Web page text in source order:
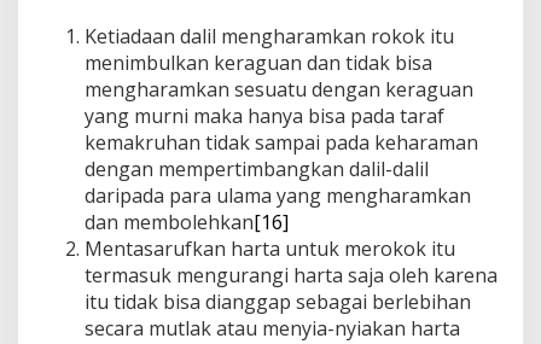
Ketiadaan dalil mengharamkan rokok itu
menimbulkan keraguan dan tidak bisa
mengharamkan sesuatu dengan keraguan
yang murni maka hanya bisa pada taraf
kemakruhan tidak sampai pada keharaman
dengan mempertimbangkan dalil-dalil
daripada para ulama yang mengharamkan
dan membolehkan[16]
Mentasarufkan harta untuk merokok itu
termasuk mengurangi harta saja oleh karena
itu tidak bisa dianggap sebagai berlebihan
secara mutlak atau menyia-nyiakan harta